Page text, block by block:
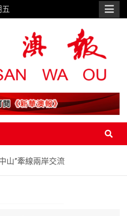
山”牽線兩岸交流